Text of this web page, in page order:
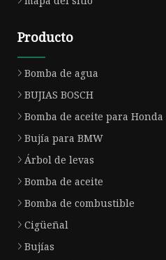
Producto
Bomba de agua
BUJIAS BOSCH
Bomba de aceite para Honda
Bujía para BMW
Árbol de levas
Bomba de aceite
Bomba de combustible
Cigüeñal
Bujías